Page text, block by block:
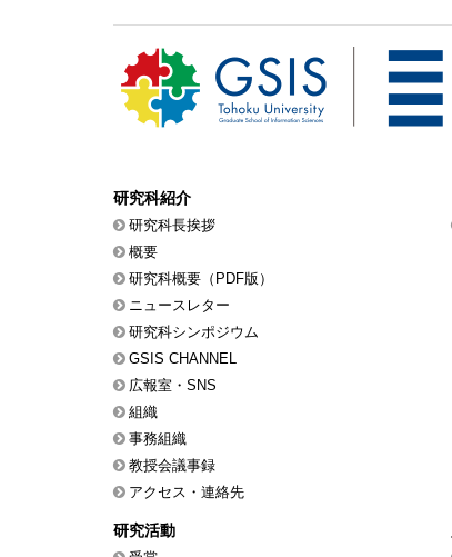
研究科紹介
研究科長挨拶
概要
研究科概要（PDF版）
ニュースレター
研究科シンポジウム
GSIS CHANNEL
広報室・SNS
組織
事務組織
教授会議事録
アクセス・連絡先
研究活動